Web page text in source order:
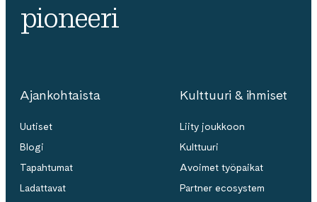
pioneeri
Ajankohtaista
Uutiset
Blogi
Tapahtumat
Ladattavat
Kulttuuri & ihmiset
Liity joukkoon
Kulttuuri
Avoimet työpaikat
Partner ecosystem